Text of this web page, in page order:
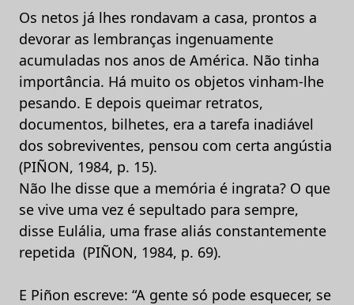
Os netos já lhes rondavam a casa, prontos a
devorar as lembranças ingenuamente
acumuladas nos anos de América. Não tinha
importância. Há muito os objetos vinham-lhe
pesando. E depois queimar retratos,
documentos, bilhetes, era a tarefa inadiável
dos sobreviventes, pensou com certa angústia
(PIÑON, 1984, p. 15).
Não lhe disse que a memória é ingrata? O que
se vive uma vez é sepultado para sempre,
disse Eulália, uma frase aliás constantemente
repetida (PIÑON, 1984, p. 69).
E Piñon escreve: “A gente só pode esquecer, se